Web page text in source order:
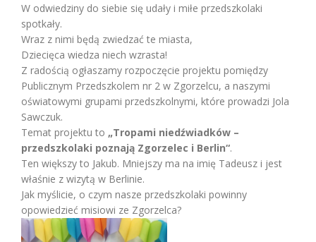
W odwiedziny do siebie się udały i miłe przedszkolaki
spotkały.
Wraz z nimi będą zwiedzać te miasta,
Dziecięca wiedza niech wzrasta!
Z radością ogłaszamy rozpoczęcie projektu pomiędzy
Publicznym Przedszkolem nr 2 w Zgorzelcu, a naszymi
oświatowymi grupami przedszkolnymi, które prowadzi Jola
Sawczuk.
Temat projektu to „Tropami niedźwiadków –
przedszkolaki poznają Zgorzelec i Berlin“.
Ten większy to Jakub. Mniejszy ma na imię Tadeusz i jest
właśnie z wizytą w Berlinie.
Jak myślicie, o czym nasze przedszkolaki powinny
opowiedzieć misiowi ze Zgorzelca?